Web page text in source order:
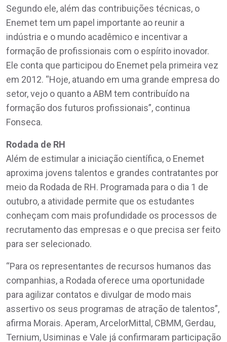
Segundo ele, além das contribuições técnicas, o
Enemet tem um papel importante ao reunir a
indústria e o mundo acadêmico e incentivar a
formação de profissionais com o espírito inovador.
Ele conta que participou do Enemet pela primeira vez
em 2012. “Hoje, atuando em uma grande empresa do
setor, vejo o quanto a ABM tem contribuído na
formação dos futuros profissionais”, continua
Fonseca.
Rodada de RH
Além de estimular a iniciação científica, o Enemet
aproxima jovens talentos e grandes contratantes por
meio da Rodada de RH. Programada para o dia 1 de
outubro, a atividade permite que os estudantes
conheçam com mais profundidade os processos de
recrutamento das empresas e o que precisa ser feito
para ser selecionado.
“Para os representantes de recursos humanos das
companhias, a Rodada oferece uma oportunidade
para agilizar contatos e divulgar de modo mais
assertivo os seus programas de atração de talentos”,
afirma Morais. Aperam, ArcelorMittal, CBMM, Gerdau,
Ternium, Usiminas e Vale já confirmaram participação